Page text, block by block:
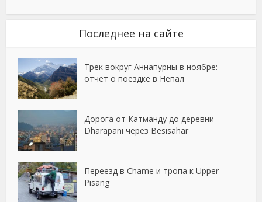
Последнее на сайте
Трек вокруг Аннапурны в ноябре:
отчет о поездке в Непал
Дорога от Катманду до деревни
Dharapani через Besisahar
Переезд в Chame и тропа к Upper
Pisang